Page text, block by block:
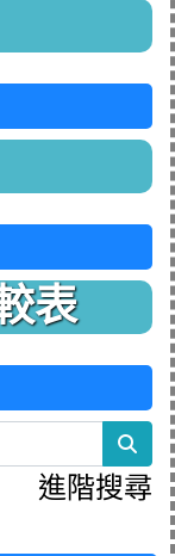
表
進階搜尋